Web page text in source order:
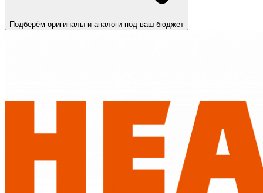
Подберём оригиналы и аналоги под ваш бюджет